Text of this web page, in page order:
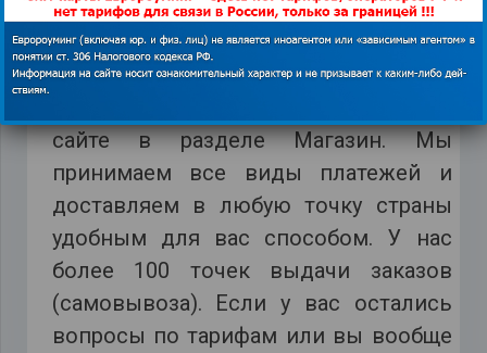
Все международные туристические
сим-карты о которых мы только что
сайте в разделе Магазин. Мы
принимаем все виды платежей и
доставляем в любую точку страны
удобным для вас способом. У нас
более 100 точек выдачи заказов
(самовывоза). Если у вас остались
вопросы по тарифам или вы вообще